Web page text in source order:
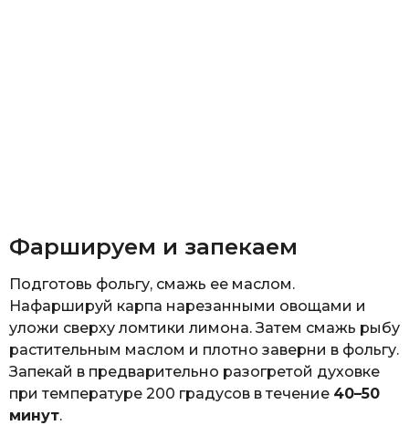
Фаршируем и запекаем
Подготовь фольгу, смажь ее маслом.
Нафаршируй карпа нарезанными овощами и
уложи сверху ломтики лимона. Затем смажь рыбу
растительным маслом и плотно заверни в фольгу.
Запекай в предварительно разогретой духовке
при температуре 200 градусов в течение 40–50
минут.